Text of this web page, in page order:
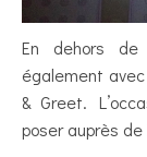
En dehors de
également
& Greet.
poser auprès de